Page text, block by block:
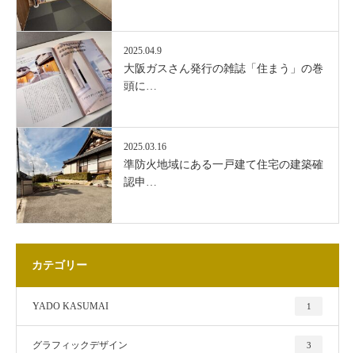
2025.04.9
大阪ガスさん発行の雑誌「住まう」の巻
頭に…
2025.03.16
準防火地域にある一戸建て住宅の建築確
認申…
カテゴリー
YADO KASUMAI 1
グラフィックデザイン 3